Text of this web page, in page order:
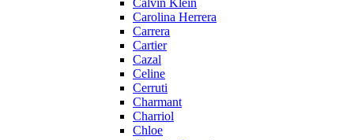
Calvin Klein
Carolina Herrera
Carrera
Cartier
Cazal
Celine
Cerruti
Charmant
Charriol
Chloe